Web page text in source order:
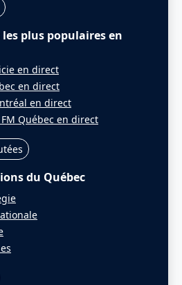
plus populaires en
en direct
en direct
en direct
Québec en direct
du Québec